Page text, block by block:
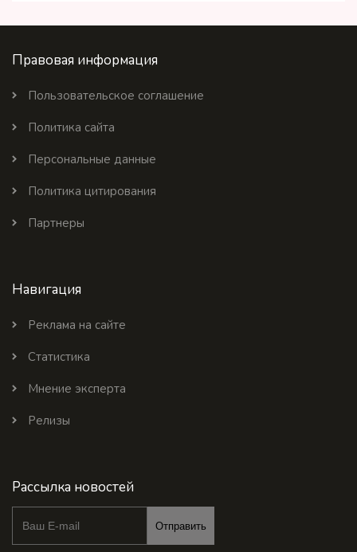
Правовая информация
Пользовательское соглашение
Политика сайта
Персональные данные
Политика цитирования
Партнеры
Навигация
Реклама на сайте
Статистика
Мнение эксперта
Релизы
Рассылка новостей
Отправить